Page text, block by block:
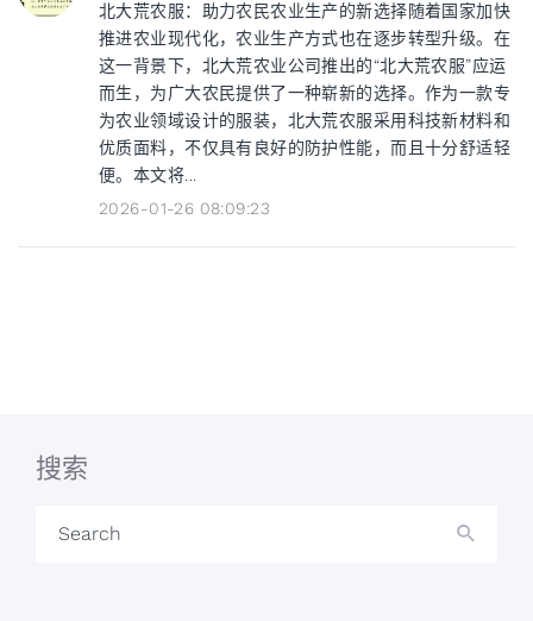
北大荒农服：助力农民农业生产的新选择随着国家加快
推进农业现代化，农业生产方式也在逐步转型升级。在
这一背景下，北大荒农业公司推出的“北大荒农服”应运
而生，为广大农民提供了一种崭新的选择。作为一款专
为农业领域设计的服装，北大荒农服采用科技新材料和
优质面料，不仅具有良好的防护性能，而且十分舒适轻
便。本文将...
2026-01-26 08:09:23
搜索
Search